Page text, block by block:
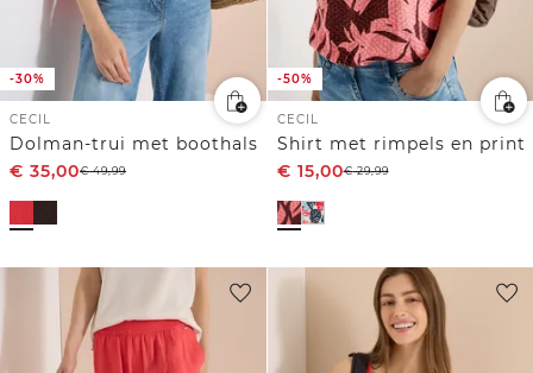
-30%
CECIL
Dolman-trui met boothals
€ 35,00€49,99
-50%
CECIL
Shirt met rimpels en print
€ 15,00€29,99